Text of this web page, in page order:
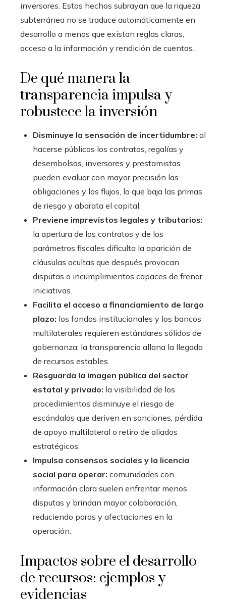
inversores. Estos hechos subrayan que la riqueza
subterránea no se traduce automáticamente en
desarrollo a menos que existan reglas claras,
acceso a la información y rendición de cuentas.
De qué manera la
transparencia impulsa y
robustece la inversión
Disminuye la sensación de incertidumbre: al
hacerse públicos los contratos, regalías y
desembolsos, inversores y prestamistas
pueden evaluar con mayor precisión las
obligaciones y los flujos, lo que baja las primas
de riesgo y abarata el capital.
Previene imprevistos legales y tributarios:
la apertura de los contratos y de los
parámetros fiscales dificulta la aparición de
cláusulas ocultas que después provocan
disputas o incumplimientos capaces de frenar
iniciativas.
Facilita el acceso a financiamiento de largo
plazo: los fondos institucionales y los bancos
multilaterales requieren estándares sólidos de
gobernanza; la transparencia allana la llegada
de recursos estables.
Resguarda la imagen pública del sector
estatal y privado: la visibilidad de los
procedimientos disminuye el riesgo de
escándalos que deriven en sanciones, pérdida
de apoyo multilateral o retiro de aliados
estratégicos.
Impulsa consensos sociales y la licencia
social para operar: comunidades con
información clara suelen enfrentar menos
disputas y brindan mayor colaboración,
reduciendo paros y afectaciones en la
operación.
Impactos sobre el desarrollo
de recursos: ejemplos y
evidencias